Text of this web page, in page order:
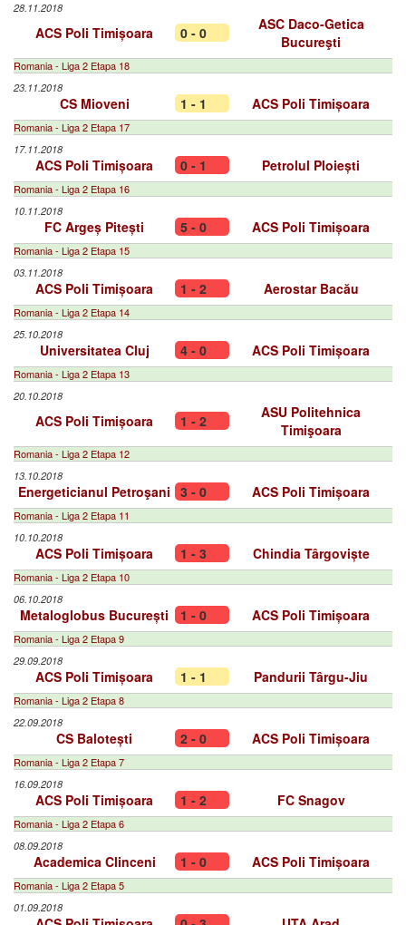
28.11.2018
ACS Poli Timișoara 0 - 0
ASC Daco-Getica
Bucureşti
Romania - Liga 2 Etapa 18
23.11.2018
CS Mioveni 1 - 1 ACS Poli Timișoara
Romania - Liga 2 Etapa 17
17.11.2018
ACS Poli Timișoara 0 - 1 Petrolul Ploiești
Romania - Liga 2 Etapa 16
10.11.2018
FC Argeș Pitești 5 - 0 ACS Poli Timișoara
Romania - Liga 2 Etapa 15
03.11.2018
ACS Poli Timișoara 1 - 2 Aerostar Bacău
Romania - Liga 2 Etapa 14
25.10.2018
Universitatea Cluj 4 - 0 ACS Poli Timișoara
Romania - Liga 2 Etapa 13
20.10.2018
ACS Poli Timișoara 1 - 2
ASU Politehnica
Timişoara
Romania - Liga 2 Etapa 12
13.10.2018
Energeticianul Petroşani 3 - 0 ACS Poli Timișoara
Romania - Liga 2 Etapa 11
10.10.2018
ACS Poli Timișoara 1 - 3 Chindia Târgoviște
Romania - Liga 2 Etapa 10
06.10.2018
Metaloglobus București 1 - 0 ACS Poli Timișoara
Romania - Liga 2 Etapa 9
29.09.2018
ACS Poli Timișoara 1 - 1 Pandurii Târgu-Jiu
Romania - Liga 2 Etapa 8
22.09.2018
CS Balotești 2 - 0 ACS Poli Timișoara
Romania - Liga 2 Etapa 7
16.09.2018
ACS Poli Timișoara 1 - 2 FC Snagov
Romania - Liga 2 Etapa 6
08.09.2018
Academica Clinceni 1 - 0 ACS Poli Timișoara
Romania - Liga 2 Etapa 5
01.09.2018